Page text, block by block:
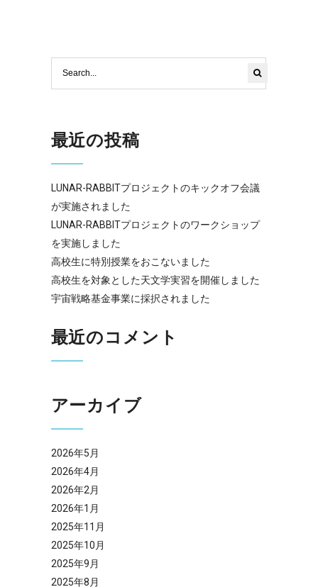
最近の投稿
LUNAR-RABBITプロジェクトのキックオフ会議
が実施されました
LUNAR-RABBITプロジェクトのワークショップ
を実施しました
高校生に特別授業をおこないました
高校生を対象とした天文学実習を開催しました
宇宙戦略基金事業に採択されました
最近のコメント
アーカイブ
2026年5月
2026年4月
2026年2月
2026年1月
2025年11月
2025年10月
2025年9月
2025年8月